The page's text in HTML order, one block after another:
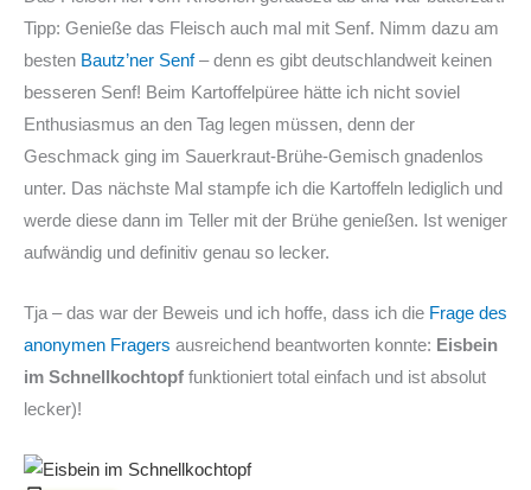
Tipp: Genieße das Fleisch auch mal mit Senf. Nimm dazu am
besten Bautz’ner Senf– denn es gibt deutschlandweit keinen
besseren Senf! Beim Kartoffelpüree hätte ich nicht soviel
Enthusiasmus an den Tag legen müssen, denn der
Geschmack ging im Sauerkraut-Brühe-Gemisch gnadenlos
unter. Das nächste Mal stampfe ich die Kartoffeln lediglich und
werde diese dann im Teller mit der Brühe genießen. Ist weniger
aufwändig und definitiv genau so lecker.
Tja – das war der Beweis und ich hoffe, dass ich die Frage des
anonymen Fragers ausreichend beantworten konnte: Eisbein
im Schnellkochtopf funktioniert total einfach und ist absolut
lecker)!